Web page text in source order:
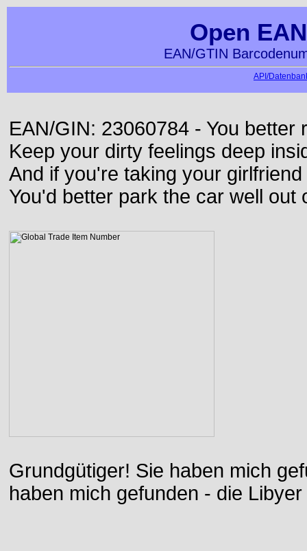
Open
EAN/GTIN
API/
EAN/GIN: 23060784 - You better
Keep your dirty feelings deep
And if you're taking your
You'd better park the car well out
Grundgütiger! Sie haben mich
haben mich gefunden - die